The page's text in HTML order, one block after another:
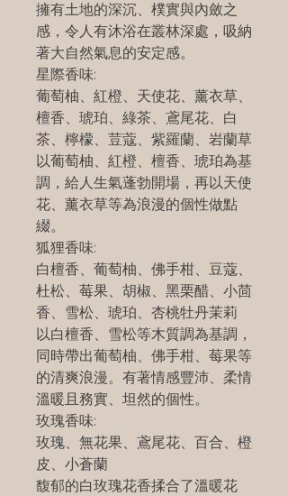
擁有土地的深沉、樸實與內斂之
感，令人有沐浴在叢林深處，吸納
著大自然氣息的安定感。
星際香味:
葡萄柚、紅橙、天使花、薰衣草、
檀香、琥珀、綠茶、鳶尾花、白
茶、檸檬、荳蔻、紫羅蘭、岩蘭草
以葡萄柚、紅橙、檀香、琥珀為基
調，給人生氣蓬勃開場，再以天使
花、薰衣草等為浪漫的個性做點
綴。
狐狸香味:
白檀香、葡萄柚、佛手柑、豆蔻、
杜松、莓果、胡椒、黑栗醋、小茴
香、雪松、琥珀、杏桃牡丹茉莉
以白檀香、雪松等木質調為基調，
同時帶出葡萄柚、佛手柑、莓果等
的清爽浪漫。有著情感豐沛、柔情
溫暖且務實、坦然的個性。
玫瑰香味:
玫瑰、無花果、鳶尾花、百合、橙
皮、小蒼蘭
馥郁的白玫瑰花香揉合了溫暖花